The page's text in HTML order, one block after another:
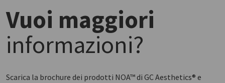
Vuoi maggiori
informazioni?
Scarica la brochure dei prodotti NOA™ di GC Aesthetics® e